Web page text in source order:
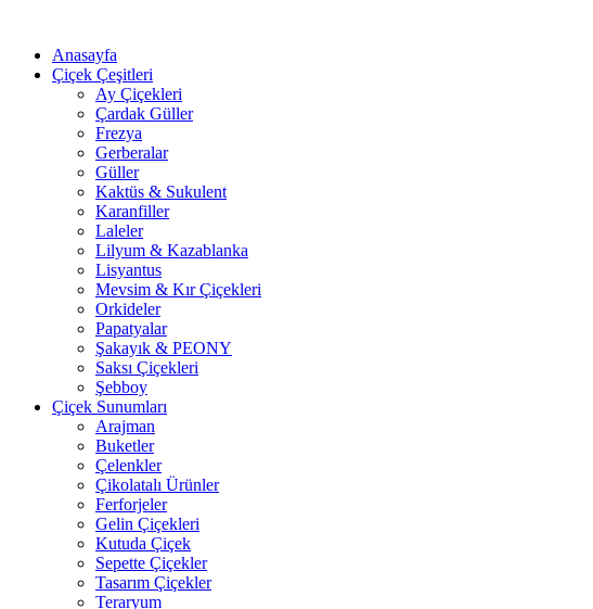
Anasayfa
Çiçek Çeşitleri
Ay Çiçekleri
Çardak Güller
Frezya
Gerberalar
Güller
Kaktüs & Sukulent
Karanfiller
Laleler
Lilyum & Kazablanka
Lisyantus
Mevsim & Kır Çiçekleri
Orkideler
Papatyalar
Şakayık & PEONY
Saksı Çiçekleri
Şebboy
Çiçek Sunumları
Arajman
Buketler
Çelenkler
Çikolatalı Ürünler
Ferforjeler
Gelin Çiçekleri
Kutuda Çiçek
Sepette Çiçekler
Tasarım Çiçekler
Teraryum